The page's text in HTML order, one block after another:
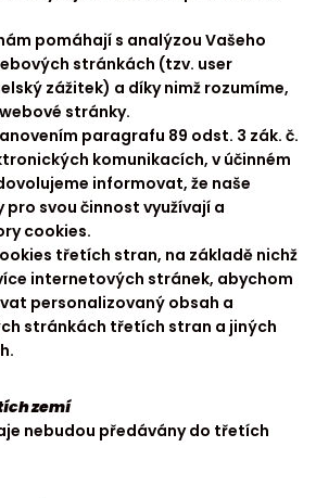
pomáhají s analýzou Vašeho
stránkách (tzv. user
zážitek) a díky nimž rozumíme,
stránky.
paragrafu 89 odst. 3 zák. č.
komunikacích, v účinném
informovat, že naše
svou činnost využívají a
cookies.
třetích stran, na základě nichž
internetových stránek, abychom
personalizovaný obsah a
stránkách třetích stran a jiných
zemí
nebudou předávány do třetích